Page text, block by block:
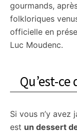
gourmands,
folkloriques
officielle en
Luc Moudenc.
Qu’est-
Si vous n’y avez
est un dessert